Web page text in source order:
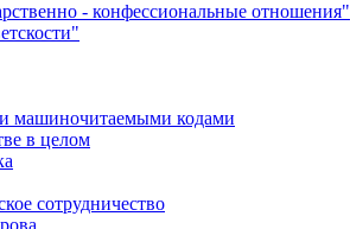
- конфессиональные отношения"
машиночитаемыми кодами
в целом
сотрудничество